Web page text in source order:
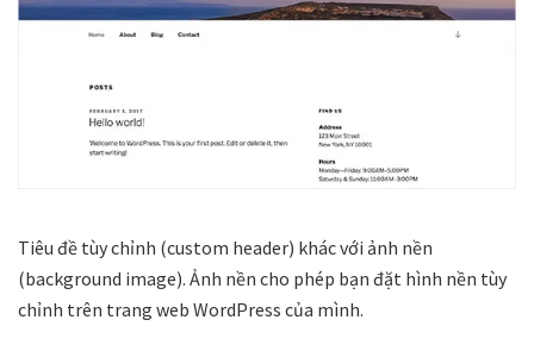
Tiêu đề tùy chỉnh (custom header) khác với ảnh nền
(background image). Ảnh nền cho phép bạn đặt hình nền tùy
chỉnh trên trang web WordPress của mình.